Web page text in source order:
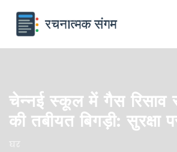
चेन्नई स्कूल में गैस रिसाव
की तबीयत बिगड़ी: सुरक्षा
घर